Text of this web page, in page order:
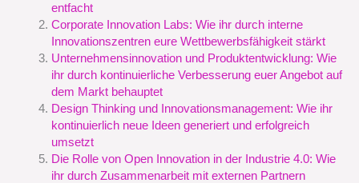
entfacht
Corporate Innovation Labs: Wie ihr durch interne
Innovationszentren eure Wettbewerbsfähigkeit stärkt
Unternehmensinnovation und Produktentwicklung: Wie
ihr durch kontinuierliche Verbesserung euer Angebot auf
dem Markt behauptet
Design Thinking und Innovationsmanagement: Wie ihr
kontinuierlich neue Ideen generiert und erfolgreich
umsetzt
Die Rolle von Open Innovation in der Industrie 4.0: Wie
ihr durch Zusammenarbeit mit externen Partnern